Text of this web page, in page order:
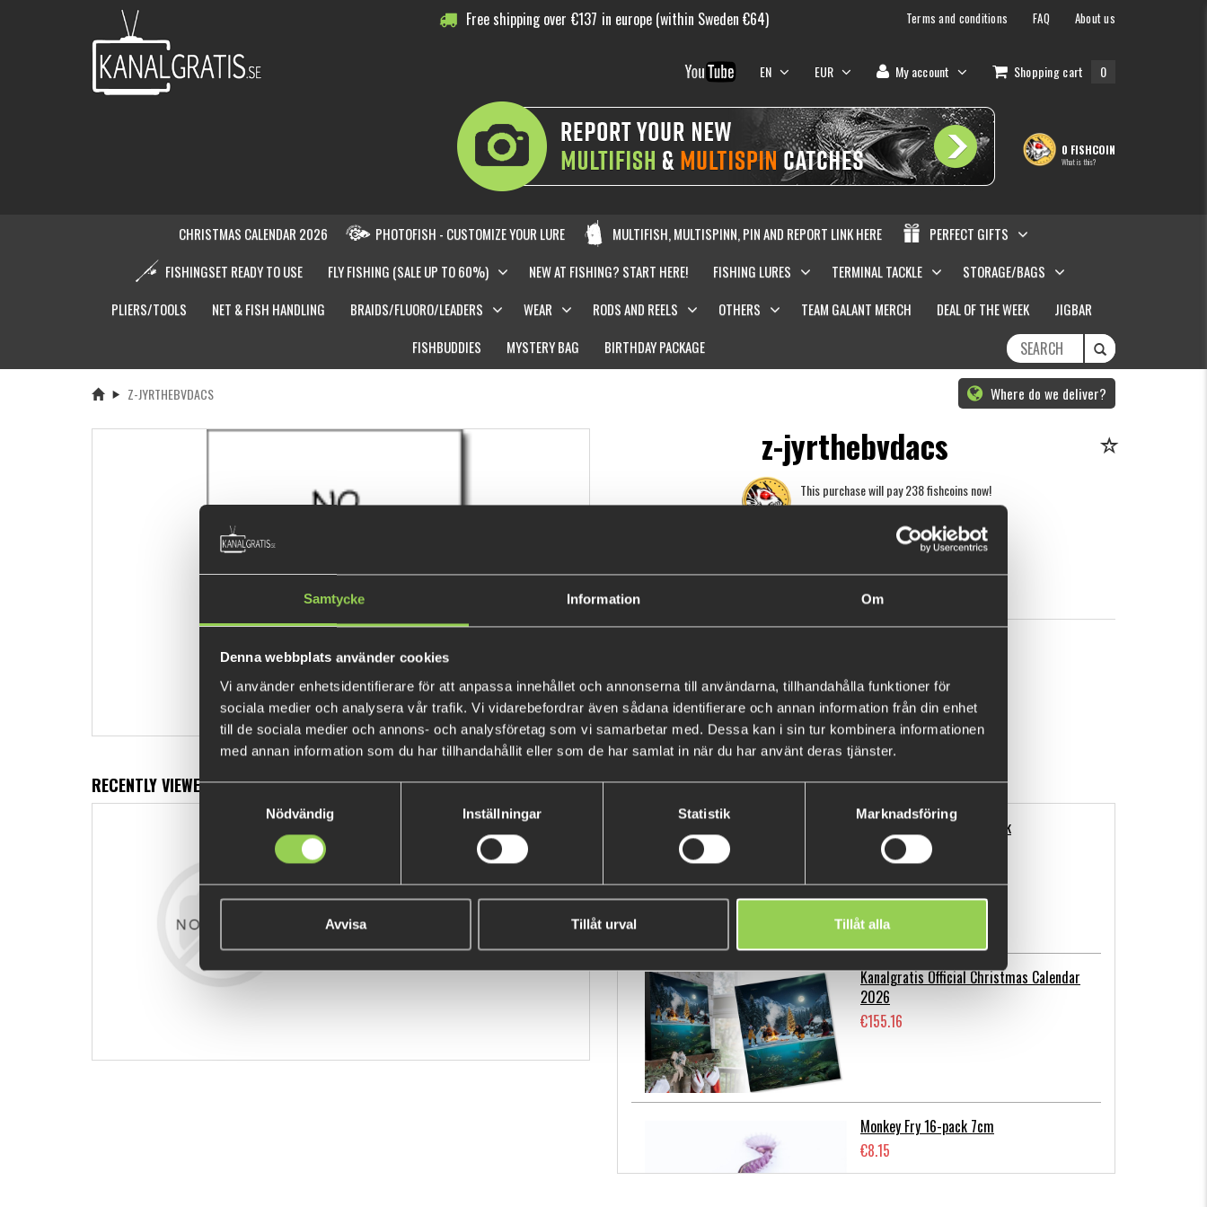
Samtycke Information Om
Denna webbplats använder cookies
Vi använder enhetsidentifierare för att anpassa innehållet och annonserna till användarna, tillhandahålla funktioner för
sociala medier och analysera vår trafik. Vi vidarebefordrar även sådana identifierare och annan information från din enhet
till de sociala medier och annons- och analysföretag som vi samarbetar med. Dessa kan i sin tur kombinera informationen
med annan information som du har tillhandahållit eller som de har samlat in när du har använt deras tjänster.
Samtyckesval
Nödvändig
Inställningar Statistik Marknadsföring
Avvisa Tillåt urval Tillåt alla
Free shipping over €137 in europe (within Sweden €64) Terms and conditions FAQ About us
EN EUR My account Shopping cart 0
0 FISHCOIN
What is this?
CHRISTMAS CALENDAR 2026 PHOTOFISH - CUSTOMIZE YOUR LURE MULTIFISH, MULTISPINN, PIN AND REPORT LINK HERE
PERFECT GIFTS
FISHINGSET READY TO USE
FLY FISHING (SALE UP TO 60%) NEW AT FISHING? START HERE! FISHING LURES TERMINAL TACKLE
STORAGE/BAGS
PLIERS/TOOLS
NET & FISH HANDLING BRAIDS/FLUORO/LEADERS WEAR RODS AND REELS OTHERS TEAM GALANT MERCH DEAL OF THE WEEK
JIGBAR
FISHBUDDIES
MYSTERY BAG BIRTHDAY PACKAGE
Z-JYRTHEBVDACS Where do we deliver?
z-jyrthebvdacs
This purchase will pay 238 fishcoins now!
What is this?
€10.89 BUY
OK
RECENTLY VIEWED PRODUCTS BESTSELLERS
Flatnose Mini 9cm, 10-pack
€12.72
Kanalgratis Official Christmas Calendar
2026
€155.16
Monkey Fry 16-pack 7cm
€8.15